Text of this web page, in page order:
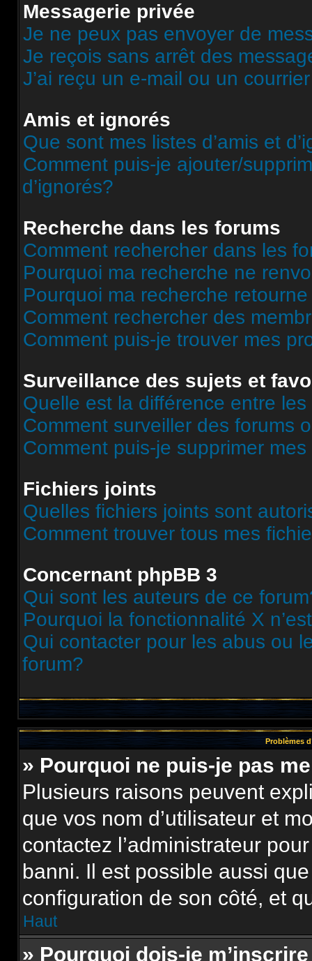
Messagerie privée
Je ne peux pas envoyer de
Je reçois sans arrêt des
J’ai reçu un e-mail ou un
Amis et ignorés
Que sont mes listes d’amis et
Comment puis-je ajouter/
d’ignorés?
Recherche dans les forums
Comment rechercher dans les
Pourquoi ma recherche ne
Pourquoi ma recherche
Comment rechercher des
Comment puis-je trouver mes
Surveillance des sujets et
Quelle est la différence entre
Comment surveiller des forums
Comment puis-je supprimer
Fichiers joints
Quelles fichiers joints sont
Comment trouver tous mes
Concernant phpBB 3
Qui sont les auteurs de ce
Pourquoi la fonctionnalité X
Qui contacter pour les abus ou
forum?
Problèmes
» Pourquoi ne puis-je pas
Plusieurs raisons peuvent
que vos nom d’utilisateur et
contactez l’administrateur
banni. Il est possible aussi
configuration de son côté, et
Haut
» Pourquoi dois-je